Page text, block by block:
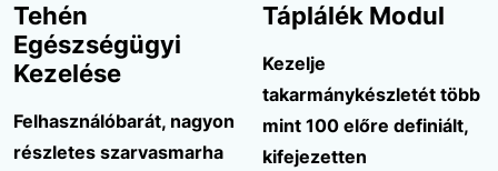
Tehén
Egészségügyi
Kezelése
Felhasználóbarát, nagyon
részletes szarvasmarha
Táplálék Modul
Kezelje
takarmánykészletét több
mint 100 előre definiált,
kifejezetten